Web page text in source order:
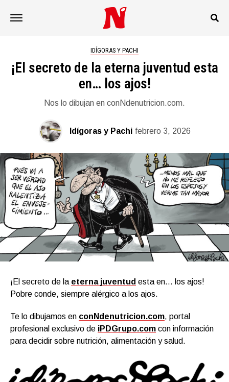
IDÍGORAS Y PACHI
¡El secreto de la eterna juventud esta
en… los ajos!
Nos lo dibujan en conNdenutricion.com.
Idígoras y Pachi febrero 3, 2026
¡El secreto de la eterna juventud esta en… los ajos!
Pobre conde, siempre alérgico a los ajos.
Te lo dibujamos en conNdenutricion.com, portal
profesional exclusivo de iPDGrupo.com con información
para decidir sobre nutrición, alimentación y salud.